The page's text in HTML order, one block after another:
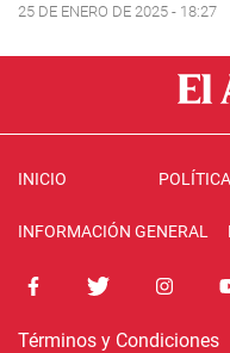
25 DE ENERO DE 2025 - 18:27
INICIO
INFORMACIÓN GENERAL
Términos y Condiciones